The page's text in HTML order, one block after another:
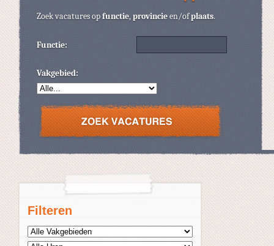
Filteren
Zoek vacatures opfunctie,provincieen/ofplaats.
Functie:
Vakgebied: